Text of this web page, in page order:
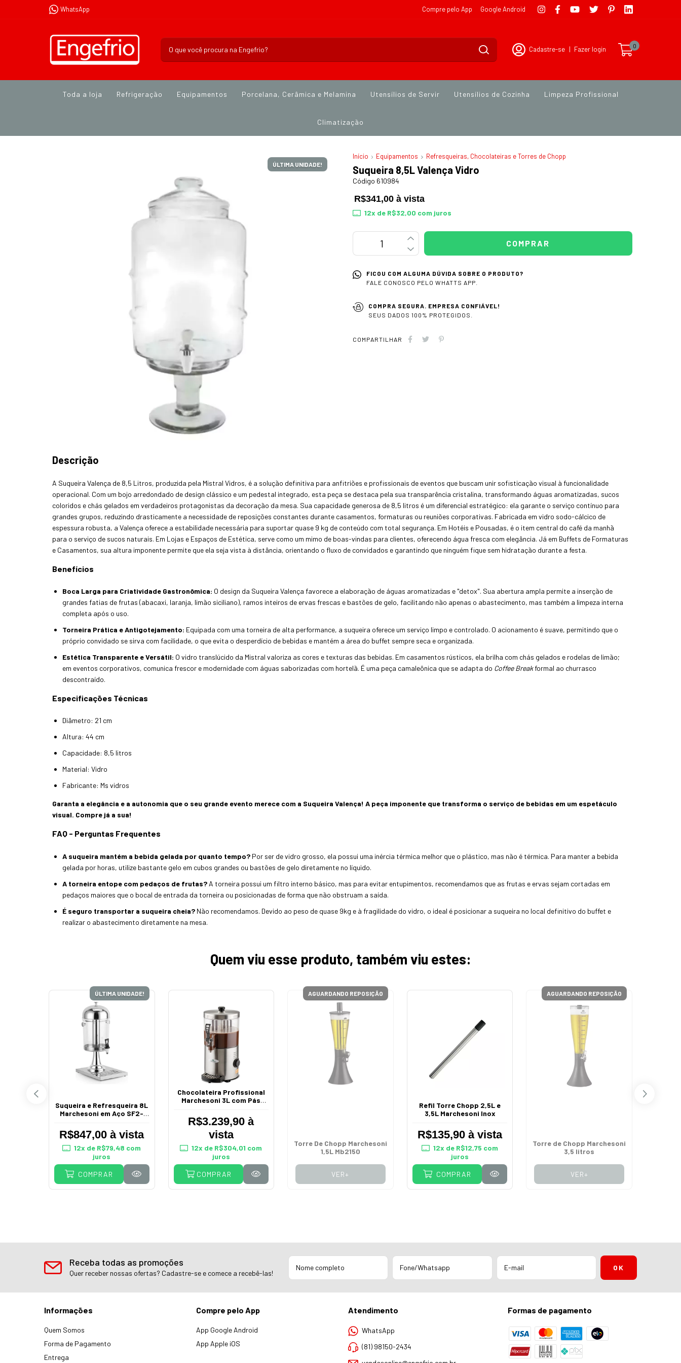
WhatsApp Compre pelo App Google Android
Cadastre-se | Fazer login 0
Toda a loja Refrigeração Equipamentos Porcelana, Cerâmica e Melamina Utensílios de Servir Utensílios de Cozinha Limpeza Profissional
Climatização
ÚLTIMA UNIDADE!
Início Equipamentos Refresqueiras, Chocolateiras e Torres de Chopp
Suqueira 8,5L Valença Vidro
Código 610984
R$341,00 à vista
12x de R$32,00 com juros
FICOU COM ALGUMA DÚVIDA SOBRE O PRODUTO?
FALE CONOSCO PELO WHATTS APP.
COMPRA SEGURA. EMPRESA CONFIÁVEL!
SEUS DADOS 100% PROTEGIDOS.
COMPARTILHAR
Descrição
A Suqueira Valença de 8,5 Litros, produzida pela Mistral Vidros, é a solução definitiva para anfitriões e profissionais de eventos que buscam unir sofisticação visual à funcionalidade
operacional. Com um bojo arredondado de design clássico e um pedestal integrado, esta peça se destaca pela sua transparência cristalina, transformando águas aromatizadas, sucos
coloridos e chás gelados em verdadeiros protagonistas da decoração da mesa. Sua capacidade generosa de 8,5 litros é um diferencial estratégico: ela garante o serviço contínuo para
grandes grupos, reduzindo drasticamente a necessidade de reposições constantes durante casamentos, formaturas ou reuniões corporativas. Fabricada em vidro sodo-cálcico de
espessura robusta, a Valença oferece a estabilidade necessária para suportar quase 9 kg de conteúdo com total segurança. Em Hotéis e Pousadas, é o item central do café da manh
para o serviço de sucos naturais. Em Lojas e Espaços de Estética, serve como um mimo de boas-vindas para clientes, oferecendo água fresca com elegância. Já em Buffets de Formaturas
e Casamentos, sua altura imponente permite que ela seja vista à distância, orientando o fluxo de convidados e garantindo que ninguém fique sem hidratação durante a festa.
Benefícios
Boca Larga para Criatividade Gastronômica: O design da Suqueira Valença favorece a elaboração de águas aromatizadas e "detox". Sua abertura ampla permite a inserção de
grandes fatias de frutas (abacaxi, laranja, limão siciliano), ramos inteiros de ervas frescas e bastões de gelo, facilitando não apenas o abastecimento, mas também a limpeza interna
completa após o uso.
Torneira Prática e Antigotejamento: Equipada com uma torneira de alta performance, a suqueira oferece um serviço limpo e controlado. O acionamento é suave, permitindo que o
próprio convidado se sirva com facilidade, o que evita o desperdício de bebidas e mantém a área do buffet sempre seca e organizada.
Estética Transparente e Versátil: O vidro translúcido da Mistral valoriza as cores e texturas das bebidas. Em casamentos rústicos, ela brilha com chás gelados e rodelas de limão;
em eventos corporativos, comunica frescor e modernidade com águas saborizadas com hortelã. É uma peça camaleônica que se adapta do Coffee Breakformal ao churrasco
descontraído.
Especificações Técnicas
Diâmetro: 21 cm
Altura: 44 cm
Capacidade: 8,5 litros
Material: Vidro
Fabricante: Ms vidros
Garanta a elegância e a autonomia que o seu grande evento merece com a Suqueira Valença! A peça imponente que transforma o serviço de bebidas em um espetáculo
visual. Compre já a sua!
FAQ - Perguntas Frequentes
A suqueira mantém a bebida gelada por quanto tempo? Por ser de vidro grosso, ela possui uma inércia térmica melhor que o plástico, mas não é térmica. Para manter a bebida
gelada por horas, utilize bastante gelo em cubos grandes ou bastões de gelo diretamente no líquido.
A torneira entope com pedaços de frutas? A torneira possui um filtro interno básico, mas para evitar entupimentos, recomendamos que as frutas e ervas sejam cortadas em
pedaços maiores que o bocal de entrada da torneira ou posicionadas de forma que não obstruam a saída.
É seguro transportar a suqueira cheia? Não recomendamos. Devido ao peso de quase 9kg e à fragilidade do vidro, o ideal é posicionar a suqueira no local definitivo do buffet e
realizar o abastecimento diretamente na mesa.
Quem viu esse produto, também viu estes:
ÚLTIMA UNIDADE!
Suqueira e Refresqueira 8L
Marchesoni em Aço SF2-
R$847,00 à vista
12x de R$79,48 com
juros
COMPRAR
Chocolateira Profissional
Marchesoni 3L com Pás
R$3.239,90 à
vista
12x de R$304,01 com
juros
COMPRAR
AGUARDANDO REPOSIÇÃO
Torre De Chopp Marchesoni
1,5L Mb2150
VER+
Refil Torre Chopp 2,5L e
3,5L Marchesoni Inox
R$135,90 à vista
12x de R$12,75 com
juros
COMPRAR
AGUARDANDO REPOSIÇÃO
Torre de Chopp Marchesoni
3,5 litros
VER+
Receba todas as promoções
Quer receber nossas ofertas? Cadastre-se e comece a recebê-las!
Informações
Quem Somos
Forma de Pagamento
Entrega
Compre pelo App
App Google Android
App Apple iOS
Atendimento
WhatsApp
(81) 98150-2434
Formas de pagamento